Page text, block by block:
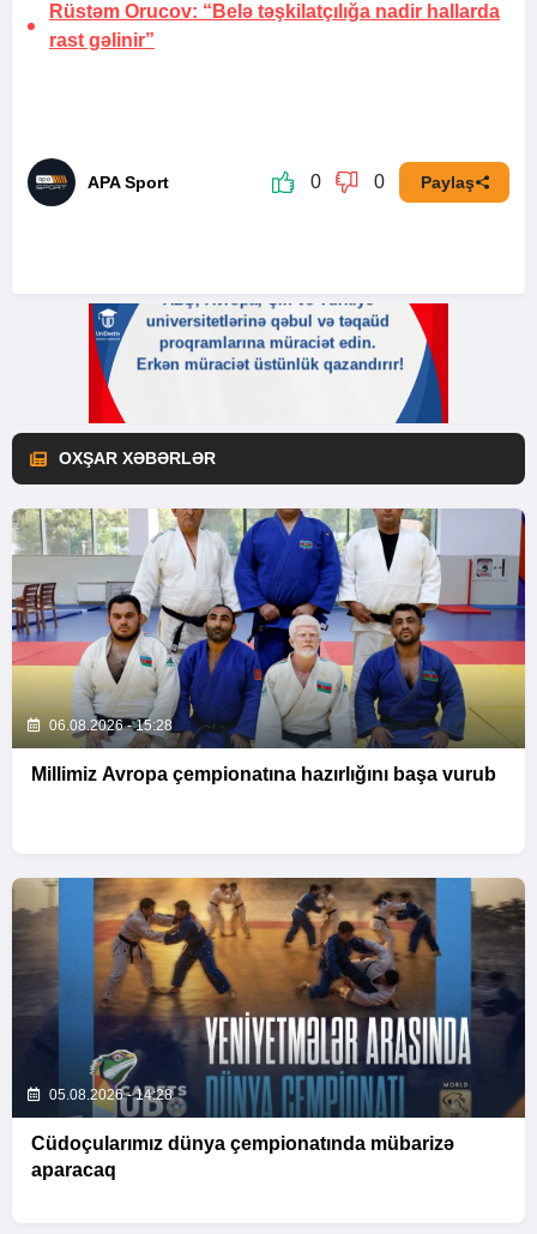
Rüstəm Orucov: “Belə təşkilatçılığa nadir hallarda
rast gəlinir”
APA Sport 0 0 Paylaş
OXŞAR XƏBƏRLƏR
06.08.2026 - 15:28
Millimiz Avropa çempionatına hazırlığını başa vurub
05.08.2026 - 14:28
Cüdoçularımız dünya çempionatında mübarizə
aparacaq